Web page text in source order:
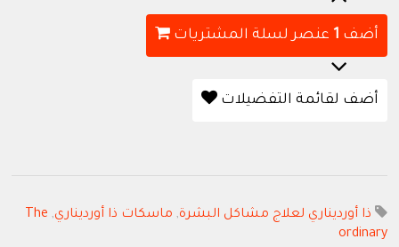
أضف 1 عنصر لسلة المشتريات
أضف لقائمة التفضيلات
ذا أورديناري لعلاج مشاكل البشرة, ماسكات ذا أورديناري,
The
ordinary